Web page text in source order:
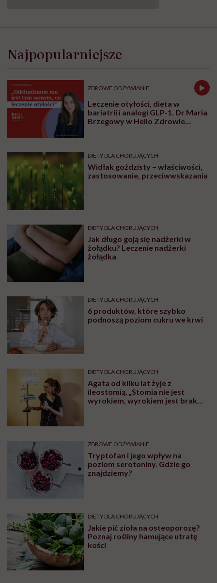
Najpopularniejsze
ZDROWE ODŻYWIANIE
Leczenie otyłości, dieta w
bariatrii i analogi GLP-1. Dr Maria
Brzegowy w Hello Zdrowie
DIETY DLA CHORUJĄCYCH
Widłak goździsty – właściwości,
zastosowanie, przeciwwskazania
DIETY DLA CHORUJĄCYCH
Jak długo goją się nadżerki w
żołądku? Leczenie nadżerki
żołądka
DIETY DLA CHORUJĄCYCH
6 produktów, które szybko
podnoszą poziom cukru we krwi
DIETY DLA CHORUJĄCYCH
Agata od kilku lat żyje z
ileostomią. „Stomia nie jest
wyrokiem, wyrokiem jest brak
ZDROWE ODŻYWIANIE
Tryptofan i jego wpływ na
poziom serotoniny. Gdzie go
znajdziemy?
DIETY DLA CHORUJĄCYCH
Jakie pić zioła na osteoporozę?
Poznaj rośliny hamujące utratę
kości